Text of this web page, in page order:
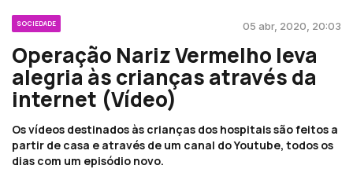
SOCIEDADE 05 abr, 2020, 20:03
Operação Nariz Vermelho leva
alegria às crianças através da
internet (Vídeo)
Os vídeos destinados às crianças dos hospitais são feitos a
partir de casa e através de um canal do Youtube, todos os
dias com um episódio novo.